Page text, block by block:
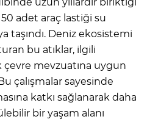
adet araç lastiği su
taşındı. Deniz ekosistemi
bu atıklar, ilgili
mevzuatına uygun
çalışmalar sayesinde
katkı sağlanarak daha
bir yaşam alanı